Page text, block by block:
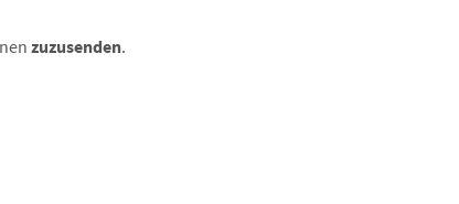
zuzusenden.